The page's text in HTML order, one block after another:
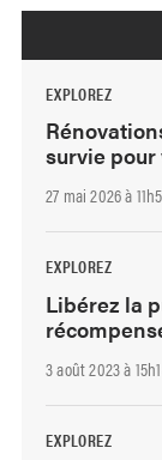
EXPLOREZ
survie pour
27 mai 2026 à
EXPLOREZ
Libérez la
3 août 2023 à
EXPLOREZ